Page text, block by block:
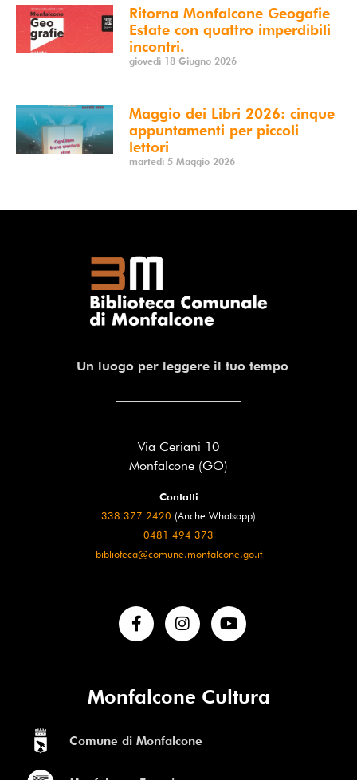
Ritorna Monfalcone Geogafie
Estate con quattro imperdibili
incontri.
giovedì 18 Giugno 2026
Maggio dei Libri 2026: cinque
appuntamenti per piccoli
lettori
martedì 5 Maggio 2026
Un luogo per leggere il tuo tempo
Via Ceriani 10
Monfalcone (GO)
Contatti
338 377 2420 (Anche Whatsapp)
0481 494 373
biblioteca@comune.monfalcone.go.it
Monfalcone Cultura
Comune di Monfalcone